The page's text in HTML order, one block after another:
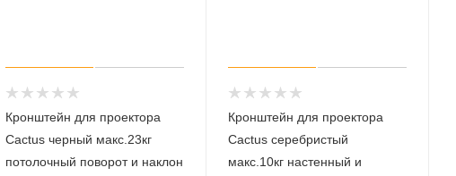
Кронштейн для проектора
Cactus черный макс.23кг
потолочный поворот и наклон
Кронштейн для проектора
Cactus серебристый
макс.10кг настенный и